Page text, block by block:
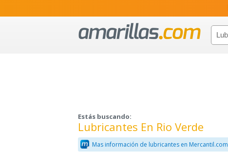
Estás buscando:
Lubricantes En Rio Verde
Mas información de lubricantes en Mercantil.com